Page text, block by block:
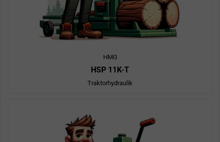
HMG
HSP 11K-T
Traktorhydraulik